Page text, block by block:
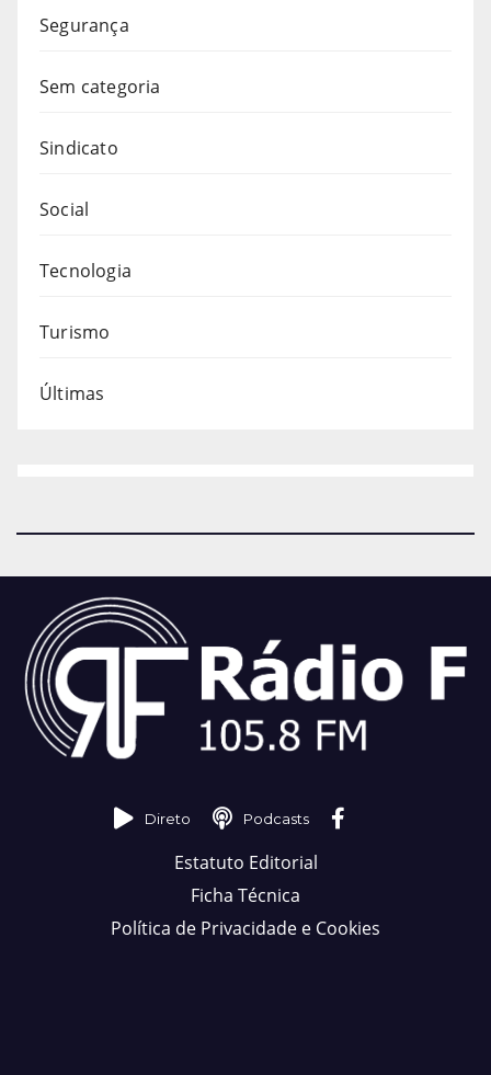
Segurança
Sem categoria
Sindicato
Social
Tecnologia
Turismo
Últimas
Direto Podcasts
Estatuto Editorial
Ficha Técnica
Política de Privacidade e Cookies